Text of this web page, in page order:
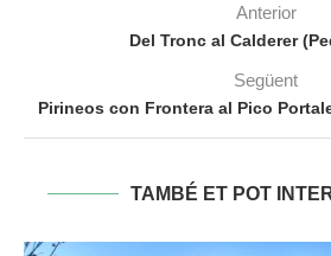
Anterior
Del Tronc al Calderer
Següent
Pirineos con Frontera al Pico
TAMBÉ ET POT